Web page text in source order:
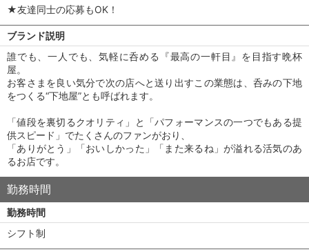
★友達同士の応募もOK！
ブランド説明
誰でも、一人でも、気軽に呑める『最高の一軒目』を目指す晩杯
屋。
お客さまを良い気分で次の店へと送り出すこの業態は、呑みの下地
をつくる“下地屋”とも呼ばれます。
「値段を裏切るクオリティ」と「パフォーマンスの一つでもある提
供スピード」でたくさんのファンがおり、
「ありがとう」「おいしかった」「また来るね」が溢れる活気のあ
るお店です。
勤務時間
勤務時間
シフト制